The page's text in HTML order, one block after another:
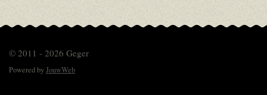
© 2011 - 2026 Geger
Powered byJouwWeb